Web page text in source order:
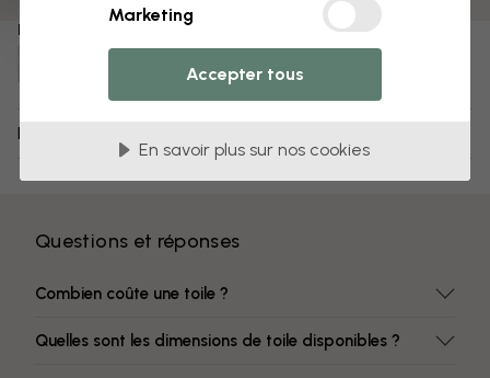
Numéro d'article :
Livraison et retours
Questions et réponses
Combien coûte une toile ?
Quelles sont les dimensions de toile disponibles ?
Marketing
Accepter tous
En savoir plus sur nos cookies